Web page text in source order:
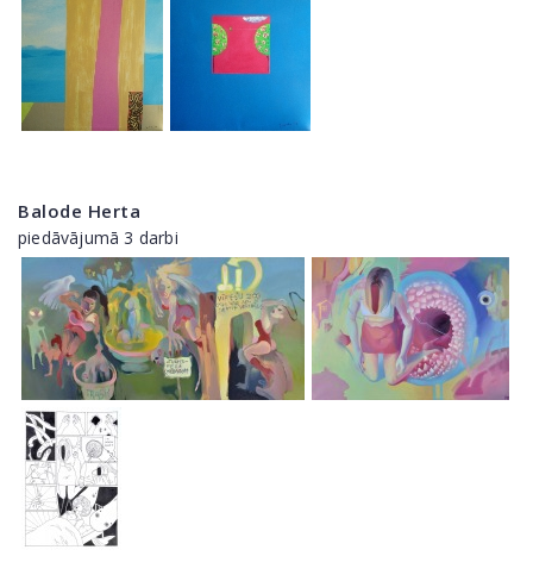
Balode Herta
piedāvājumā 3 darbi